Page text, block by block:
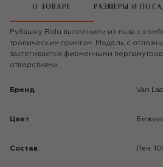
О ТОВАРЕ РАЗМЕРЫ И
Рубашку Ridu выполнили из льна с
тропическим принтом. Модель с
застегивается фирменными
отверстиями.
Бренд Van
Цвет
Состав Лен: